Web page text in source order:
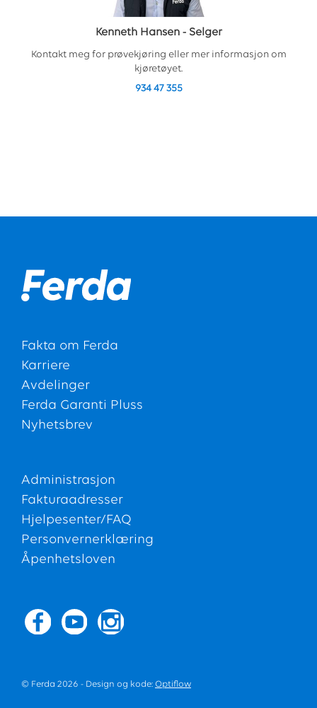
Kenneth Hansen- Selger
Kontakt meg for prøvekjøring eller mer informasjon om
kjøretøyet.
934 47 355
Fakta om Ferda
Karriere
Avdelinger
Ferda Garanti Pluss
Nyhetsbrev
Administrasjon
Fakturaadresser
Hjelpesenter/FAQ
Personvernerklæring
Åpenhetsloven
© Ferda 2026 - Design og kode: Optiflow